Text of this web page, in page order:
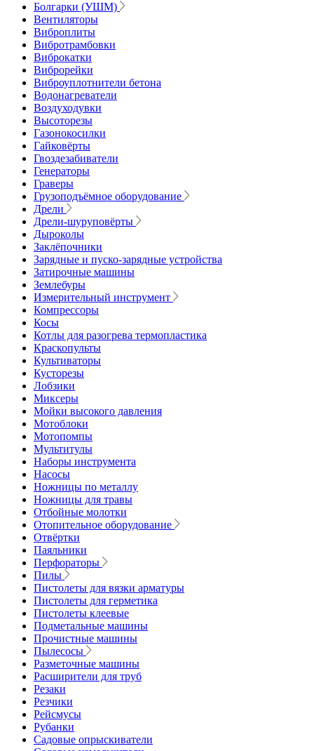
Болгарки (УШМ)
Вентиляторы
Виброплиты
Вибротрамбовки
Виброкатки
Виброрейки
Виброуплотнители бетона
Водонагреватели
Воздуходувки
Высоторезы
Газонокосилки
Гайковёрты
Гвоздезабиватели
Генераторы
Граверы
Грузоподъёмное оборудование
Дрели
Дрели-шуруповёрты
Дыроколы
Заклёпочники
Зарядные и пуско-зарядные устройства
Затирочные машины
Землебуры
Измерительный инструмент
Компрессоры
Косы
Котлы для разогрева термопластика
Краскопульты
Культиваторы
Кусторезы
Лобзики
Миксеры
Мойки высокого давления
Мотоблоки
Мотопомпы
Мультитулы
Наборы инструмента
Насосы
Ножницы по металлу
Ножницы для травы
Отбойные молотки
Отопительное оборудование
Отвёртки
Паяльники
Перфораторы
Пилы
Пистолеты для вязки арматуры
Пистолеты для герметика
Пистолеты клеевые
Подметальные машины
Прочистные машины
Пылесосы
Разметочные машины
Расширители для труб
Резаки
Резчики
Рейсмусы
Рубанки
Садовые опрыскиватели